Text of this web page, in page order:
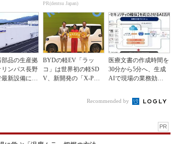
PR(dentsu Japan)
部品の生産拠
リンパス長野
新設備に機
BYDの軽EV「ラッ
コ」は世界初の軽SD
V、新開発の「X-PAC
医療文書の作成時間を
30分から5分へ、生成
AIで現場の業務効率
Recommended by
PR